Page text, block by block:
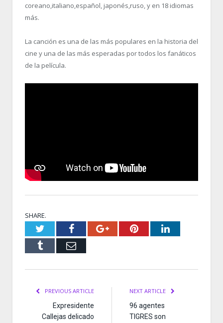
coreano,italiano,español, japonés,ruso, y en 18 idiomas
más.
La canción es una de las más populares en la historia del
cine y una de las más esperadas por todos los fanáticos
de la película.
SHARE.
TwitterFacebookGoogle+PinterestLinkedIn
Tumblr Email
PREVIOUS ARTICLE
Expresidente
Callejas delicado
NEXT ARTICLE
96 agentes
TIGRES son